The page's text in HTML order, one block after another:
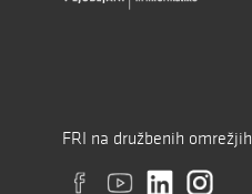
FRI na družbenih omrežjih